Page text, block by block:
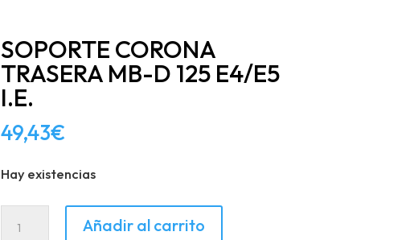
SOPORTE CORONA
TRASERA MB-D 125 E4/E5
I.E.
49,43€
Hay existencias
Añadir al carrito